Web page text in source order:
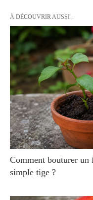
À DÉCOUVRIR AUSSI :
Comment bouturer un
simple tige ?